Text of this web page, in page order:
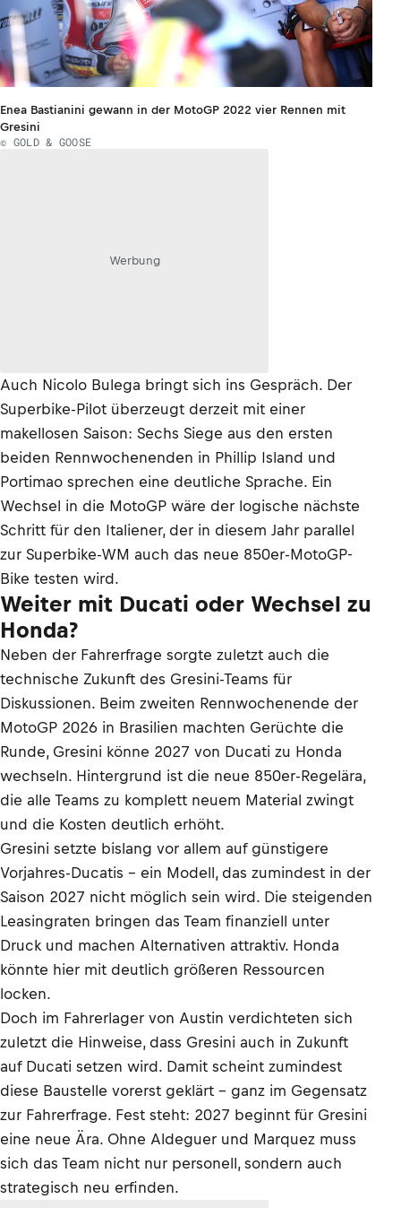
Enea Bastianini gewann in der MotoGP 2022 vier Rennen mit
Gresini
© GOLD & GOOSE
Werbung
Auch Nicolo Bulega bringt sich ins Gespräch. Der
Superbike-Pilot überzeugt derzeit mit einer
makellosen Saison: Sechs Siege aus den ersten
beiden Rennwochenenden in Phillip Island und
Portimao sprechen eine deutliche Sprache. Ein
Wechsel in die MotoGP wäre der logische nächste
Schritt für den Italiener, der in diesem Jahr parallel
zur Superbike-WM auch das neue 850er-MotoGP-
Bike testen wird.
Weiter mit Ducati oder Wechsel zu
Honda?
Neben der Fahrerfrage sorgte zuletzt auch die
technische Zukunft des Gresini-Teams für
Diskussionen. Beim zweiten Rennwochenende der
MotoGP 2026 in Brasilien machten Gerüchte die
Runde, Gresini könne 2027 von Ducati zu Honda
wechseln. Hintergrund ist die neue 850er-Regelära,
die alle Teams zu komplett neuem Material zwingt
und die Kosten deutlich erhöht.
Gresini setzte bislang vor allem auf günstigere
Vorjahres-Ducatis – ein Modell, das zumindest in der
Saison 2027 nicht möglich sein wird. Die steigenden
Leasingraten bringen das Team finanziell unter
Druck und machen Alternativen attraktiv. Honda
könnte hier mit deutlich größeren Ressourcen
locken.
Doch im Fahrerlager von Austin verdichteten sich
zuletzt die Hinweise, dass Gresini auch in Zukunft
auf Ducati setzen wird. Damit scheint zumindest
diese Baustelle vorerst geklärt – ganz im Gegensatz
zur Fahrerfrage. Fest steht: 2027 beginnt für Gresini
eine neue Ära. Ohne Aldeguer und Marquez muss
sich das Team nicht nur personell, sondern auch
strategisch neu erfinden.